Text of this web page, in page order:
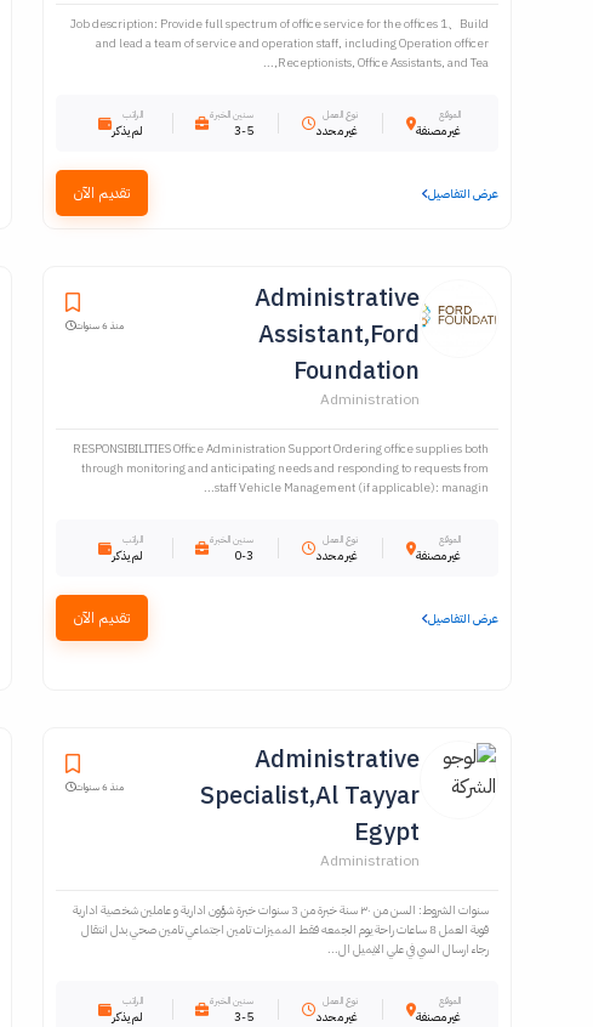
Job description: Provide full spectrum of office service for the offices 1、Build
and lead a team of service and operation staff, including Operation officer
,Receptionists, Office Assistants, and Tea...
الموقع
غير مصنفة
نوع العمل
غير محدد
سنين الخبرة
3-5
الراتب
لم يذكر
عرض التفاصيل تقديم الآن
Administrative
Assistant,Ford
Foundation
Administration
منذ 6 سنوات
RESPONSIBILITIES Office Administration Support Ordering office supplies both
through monitoring and anticipating needs and responding to requests from
staff Vehicle Management (if applicable): managin...
الموقع
غير مصنفة
نوع العمل
غير محدد
سنين الخبرة
0-3
الراتب
لم يذكر
عرض التفاصيل تقديم الآن
Administrative
Specialist,Al Tayyar
Egypt
Administration
منذ 6 سنوات
سنوات الشروط: السن من ٣٠ سنة خبرة من 3 سنوات خبرة شؤون ادارية و عاملين شخصية ادارية
قوية العمل 8 ساعات راحة يوم الجمعه فقط المميزات تامين اجتماعي تامين صحي بدل انتقال
رجاء ارسال السي في علي الايميل ال...
الموقع
غير مصنفة
نوع العمل
غير محدد
سنين الخبرة
3-5
الراتب
لم يذكر